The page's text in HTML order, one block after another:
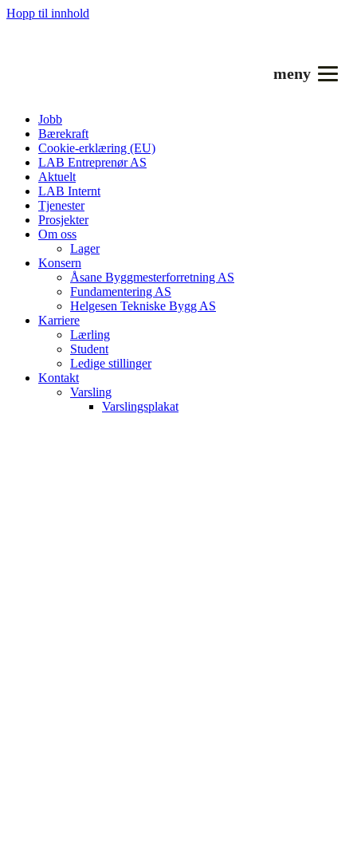
Hopp til innhold
Jobb
Bærekraft
Cookie-erklæring (EU)
LAB Entreprenør AS
Aktuelt
LAB Internt
Tjenester
Prosjekter
Om oss
Lager
Konsern
Åsane Byggmesterforretning AS
Fundamentering AS
Helgesen Tekniske Bygg AS
Karriere
Lærling
Student
Ledige stillinger
Kontakt
Varsling
Varslingsplakat
meny